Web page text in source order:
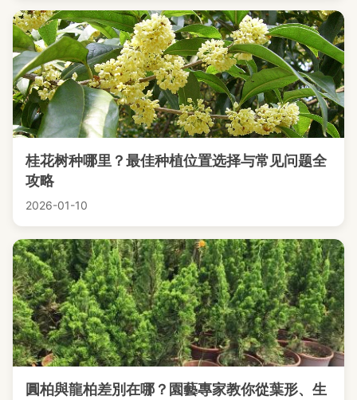
桂花树种哪里？最佳种植位置选择与常见问题全
攻略
2026-01-10
圓柏與龍柏差別在哪？園藝專家教你從葉形、生